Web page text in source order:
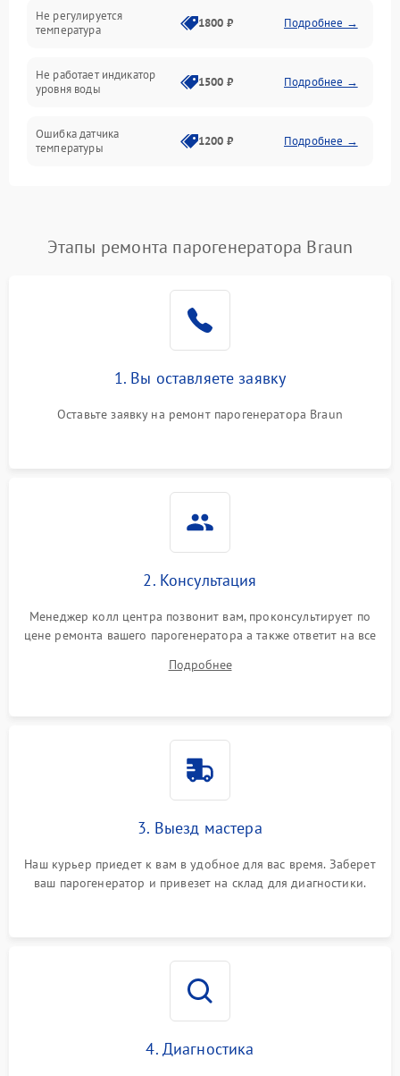
Не регулируется
температура
1800 ₽ Подробнее →
Не работает индикатор
уровня воды
1500 ₽ Подробнее →
Ошибка датчика
температуры
1200 ₽ Подробнее →
Ошибка платы управления Подробнее →
1200 ₽
Не подает пар 1800 ₽ Подробнее →
Этапы ремонта парогенератора Braun
1. Вы оставляете заявку
Оставьте заявку на ремонт парогенератора Braun
2. Консультация
Менеджер колл центра позвонит вам, проконсультирует по
цене ремонта вашего парогенератора а также ответит на все
Подробнее
3. Выезд мастера
Наш курьер приедет к вам в удобное для вас время. Заберет
ваш парогенератор и привезет на склад для диагностики.
4. Диагностика